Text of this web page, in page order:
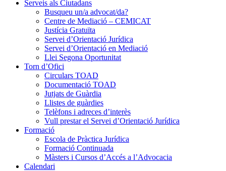
Serveis als Ciutadans
Busqueu un/a advocat/da?
Centre de Mediació – CEMICAT
Justícia Gratuïta
Servei d’Orientació Jurídica
Servei d’Orientació en Mediació
Llei Segona Oportunitat
Torn d’Ofici
Circulars TOAD
Documentació TOAD
Jutjats de Guàrdia
Llistes de guàrdies
Telèfons i adreces d’interès
Vull prestar el Servei d’Orientació Jurídica
Formació
Escola de Pràctica Jurídica
Formació Continuada
Màsters i Cursos d’Accés a l’Advocacia
Calendari